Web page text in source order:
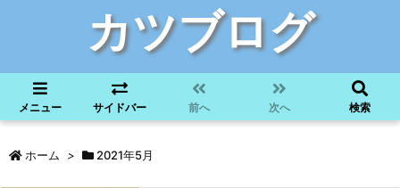
カツブログ
メニュー サイドバー 前へ 次へ 検索
ホーム > 2021年5月